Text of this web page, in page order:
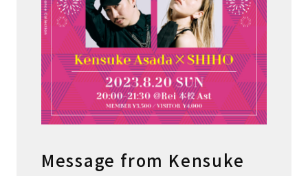
Message from Kensuke